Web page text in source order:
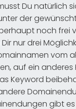
Du natürlich
der
noch frei
nur drei
vom
auf ein anderes
Keyword
gibt